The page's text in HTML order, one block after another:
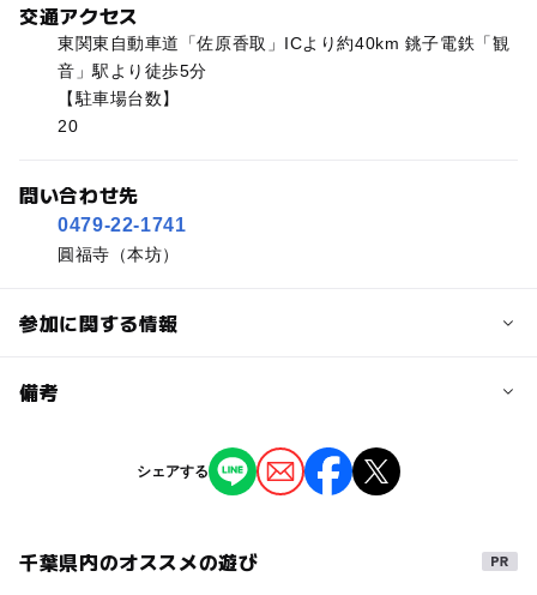
交通アクセス
東関東自動車道「佐原香取」ICより約40km 銚子電鉄「観
音」駅より徒歩5分
【駐車場台数】
20
問い合わせ先
0479-22-1741
圓福寺（本坊）
参加に関する情報
予約/応募
備考
※掲載の情報は天候や主催者側の都合などにより変更にな
ることがあります。
シェアする
千葉県内のオススメの遊び